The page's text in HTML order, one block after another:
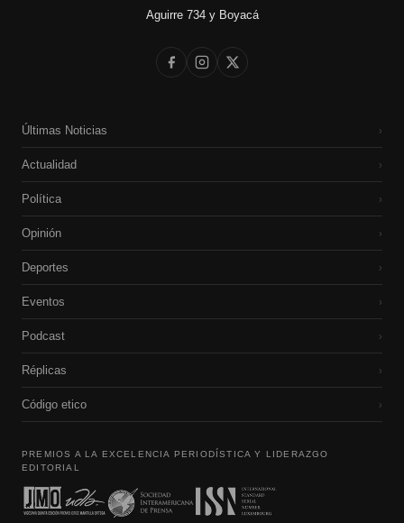
Aguirre 734 y Boyacá
Últimas Noticias ›
Actualidad ›
Política ›
Opinión ›
Deportes ›
Eventos ›
Podcast ›
Réplicas ›
Código etico ›
PREMIOS A LA EXCELENCIA PERIODÍSTICA Y LIDERAZGO
EDITORIAL